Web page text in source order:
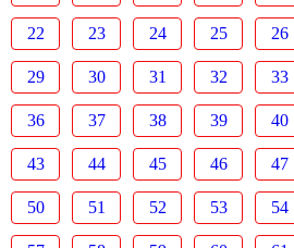
22 23 24 25 26
29 30 31 32 33
36 37 38 39 40
43 44 45 46 47
50 51 52 53 54